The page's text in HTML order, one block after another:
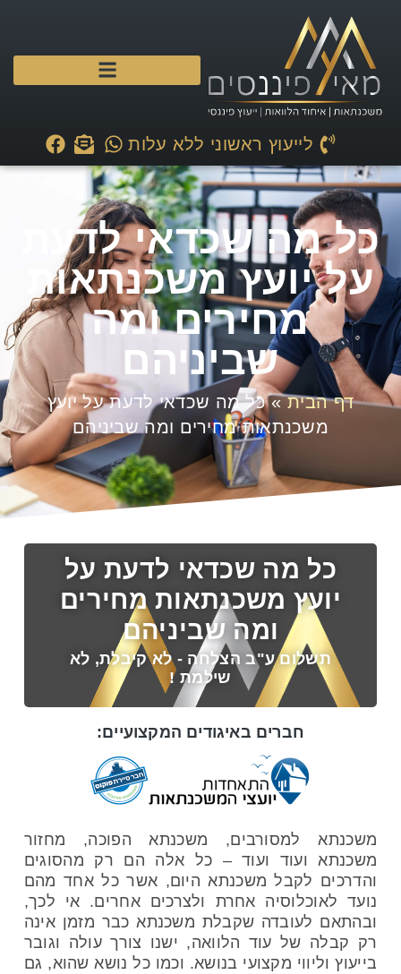
לייעוץ ראשוני ללא עלות
כל מה שכדאי לדעת
על יועץ משכנתאות
מחירים ומה
שביניהם
דף הבית»כל מה שכדאי לדעת על יועץ
משכנתאות מחירים ומה שביניהם
כל מה שכדאי לדעת על
יועץ משכנתאות מחירים
ומה שביניהם
תשלום ע"ב הצלחה - לא קיבלת, לא
שילמת !
חברים באיגודים המקצועיים:
משכנתא למסורבים, משכנתא הפוכה, מחזור
משכנתא ועוד ועוד – כל אלה הם רק מהסוגים
והדרכים לקבל משכנתא היום, אשר כל אחד מהם
נועד לאוכלוסיה אחרת ולצרכים אחרים. אי לכך,
ובהתאם לעובדה שקבלת משכנתא כבר מזמן אינה
רק קבלה של עוד הלוואה, ישנו צורך עולה וגובר
בייעוץ וליווי מקצועי בנושא. וכמו כל נושא שהוא, גם